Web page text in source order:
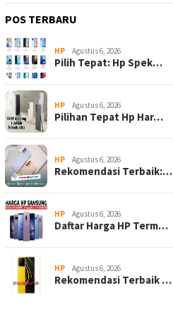
POS TERBARU
HP Agustus 6, 2026
Pilih Tepat: Hp Spek…
HP Agustus 6, 2026
Pilihan Tepat Hp Har…
HP Agustus 6, 2026
Rekomendasi Terbaik:…
HP Agustus 6, 2026
Daftar Harga HP Term…
HP Agustus 6, 2026
Rekomendasi Terbaik …